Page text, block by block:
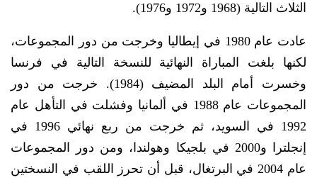
الثلاث التالية (1968 و1972 و1976).
عادت عام 1980 في إيطاليا وخرجت من دور المجموعات،
لكنها بلغت المباراة النهائية للنسخة التالية في فرنسا
وخسرت أمام البلد المضيف (1984). خرجت من دور
المجموعات عام 1988 في ألمانيا وفشلت في التأهل عام
1992 في السويد، ثم خرجت من ربع نهائي 1996 في
إنجلترا و2000 في بلجيكا وهولندا، ومن دور المجموعات
عام 2004 في البرتغال، قبل أن تحرز اللقب في النسختين